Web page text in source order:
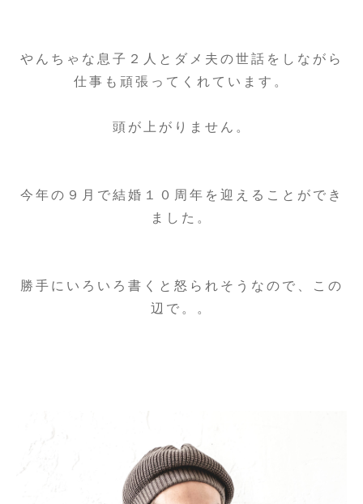
やんちゃな息子２人とダメ夫の世話をしながら
仕事も頑張ってくれています。
頭が上がりません。
今年の９月で結婚１０周年を迎えることができ
ました。
勝手にいろいろ書くと怒られそうなので、この
辺で。。